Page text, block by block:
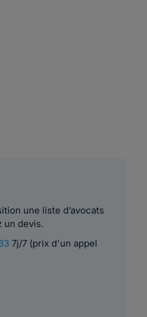
une liste d’avocats
un devis.
7j/7 (prix d'un appel